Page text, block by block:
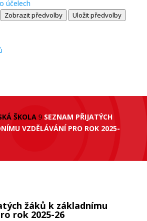
účelech
Zobrazit předvolby Uložit předvolby
ŠKOLA 9 SEZNAM PŘIJATÝCH
VZDĚLÁVÁNÍ PRO ROK 2025-
žáků k základnímu
rok 2025-26